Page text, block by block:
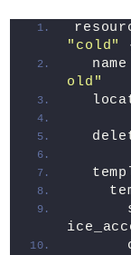
"cold"
old"